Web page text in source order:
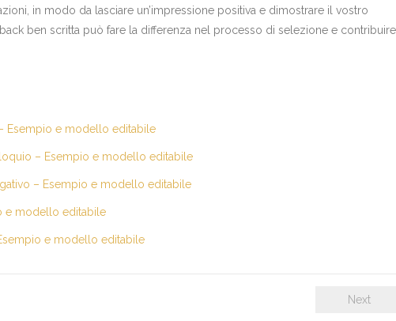
in modo da lasciare un’impressione positiva e dimostrare il vostro
ben scritta può fare la differenza nel processo di selezione e contribuire
Esempio e modello editabile
– Esempio e modello editabile
– Esempio e modello editabile
e modello editabile
e modello editabile
Next